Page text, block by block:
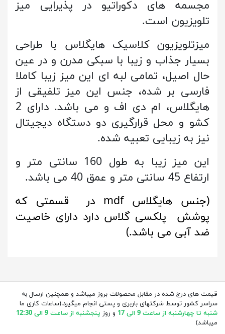
مجسمه های دکوراتیو در پذیرایی میز
تلویزیون است.
میزتلویزیون کلاسیک هایگلاس با طراحی
بسیار جذاب و زیبا با سبکی مدرن و در عین
حال اصیل، تمامی لبه ای این میز زیبا کاملا
فارسی بر شده، جنس این میز تلفیقی از
هایگلاس، ام دی اف و می باشد. دارای 2
کشو و محل قرارگیری دو دستگاه دیجیتال
نیز به زیبایی تعبیه شده.
این میز زیبا به طول 160 سانتی متر و
ارتفاع 45 سانتی متر و عمق 40 می باشد.
(جنس هایگلاس mdf در قسمتی که
پوشش پلکسی گلاس دارد دارای خاصیت
ضد آبی می باشد.)
قیمت های درج شده در مقابل محصولات بروز میباشد و همچنین ارسال به
سراسر کشور توسط شرکتهای باربری و پستی انجام میگیرد.(ساعات کاری ما
شنبه تا چهارشنبه از ساعت 9 الی 17
و روز پنجشنبه از ساعت 9 الی 12:30
میباشد)